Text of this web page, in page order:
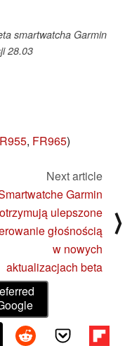
smartwatcha Garmin
28.03
, FR965)
Next article
Garmin
otrzymują ulepszone
głośnością
w nowych
aktualizacjach beta
⟩